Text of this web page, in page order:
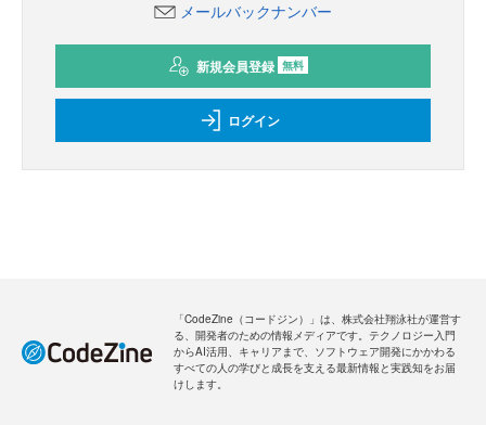
メールバックナンバー
新規会員登録 無料
ログイン
「CodeZine（コードジン）」は、株式会社翔泳社が運営す
る、開発者のための情報メディアです。テクノロジー入門
からAI活用、キャリアまで、ソフトウェア開発にかかわる
すべての人の学びと成長を支える最新情報と実践知をお届
けします。